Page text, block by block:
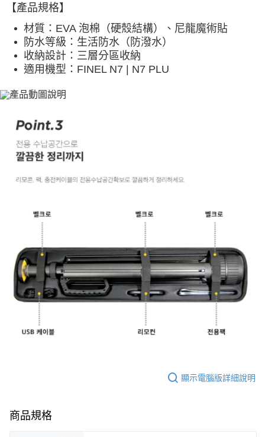
【產品規格】
材質：EVA 泡棉（硬殼結構）、尼龍魔術貼
防水等級：生活防水（防潑水）
收納設計：三層分區收納
適用機型：FINEL N7 | N7 PLU
顯示電腦版詳細說明
商品規格